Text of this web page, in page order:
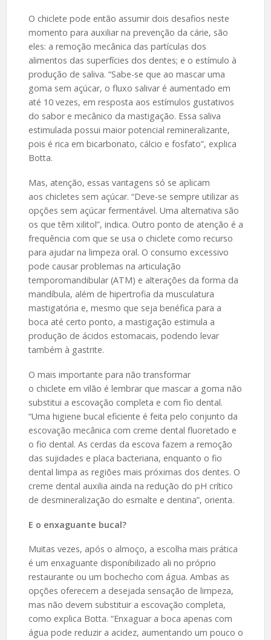
O chiclete pode então assumir dois desafios neste
momento para auxiliar na prevenção da cárie, são
eles: a remoção mecânica das partículas dos
alimentos das superfícies dos dentes; e o estímulo à
produção de saliva. “Sabe-se que ao mascar uma
goma sem açúcar, o fluxo salivar é aumentado em
até 10 vezes, em resposta aos estímulos gustativos
do sabor e mecânico da mastigação. Essa saliva
estimulada possui maior potencial remineralizante,
pois é rica em bicarbonato, cálcio e fosfato”, explica
Botta.
Mas, atenção, essas vantagens só se aplicam
aos chicletes sem açúcar. “Deve-se sempre utilizar as
opções sem açúcar fermentável. Uma alternativa são
os que têm xilitol”, indica. Outro ponto de atenção é a
frequência com que se usa o chiclete como recurso
para ajudar na limpeza oral. O consumo excessivo
pode causar problemas na articulação
temporomandibular (ATM) e alterações da forma da
mandíbula, além de hipertrofia da musculatura
mastigatória e, mesmo que seja benéfica para a
boca até certo ponto, a mastigação estimula a
produção de ácidos estomacais, podendo levar
também à gastrite.
O mais importante para não transformar
o chiclete em vilão é lembrar que mascar a goma não
substitui a escovação completa e com fio dental.
“Uma higiene bucal eficiente é feita pelo conjunto da
escovação mecânica com creme dental fluoretado e
o fio dental. As cerdas da escova fazem a remoção
das sujidades e placa bacteriana, enquanto o fio
dental limpa as regiões mais próximas dos dentes. O
creme dental auxilia ainda na redução do pH crítico
de desmineralização do esmalte e dentina”, orienta.
E o enxaguante bucal?
Muitas vezes, após o almoço, a escolha mais prática
é um enxaguante disponibilizado ali no próprio
restaurante ou um bochecho com água. Ambas as
opções oferecem a desejada sensação de limpeza,
mas não devem substituir a escovação completa,
como explica Botta. “Enxaguar a boca apenas com
água pode reduzir a acidez, aumentando um pouco o